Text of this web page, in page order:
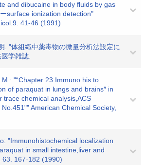
and dibucaine in body fluids by gas
surface ionization detection"
41-46 (1991)
: "体組織中薬毒物の微量分析法設定に
学雑誌.
M.: "“Chapter 23 Immuno his to
of paraquat in lungs and brains″ in
trace chemical analysis,ACS
American Chemical Society,
"Immunohistochemical localization
in small intestine,liver and
63. 167-182 (1990)